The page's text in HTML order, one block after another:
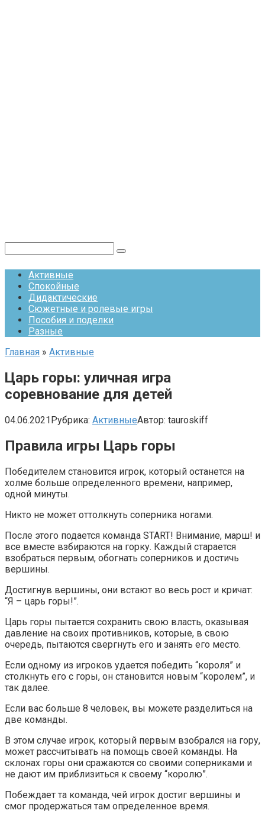
Активные
Спокойные
Дидактические
Сюжетные и ролевые игры
Пособия и поделки
Разные
Главная » Активные
Царь горы: уличная игра
соревнование для детей
04.06.2021Рубрика: АктивныеАвтор: tauroskiff
Правила игры Царь горы
Победителем становится игрок, который останется на
холме больше определенного времени, например,
одной минуты.
Никто не может оттолкнуть соперника ногами.
После этого подается команда START! Внимание, марш! и
все вместе взбираются на горку. Каждый старается
взобраться первым, обогнать соперников и достичь
вершины.
Достигнув вершины, они встают во весь рост и кричат:
“Я – царь горы!”.
Царь горы пытается сохранить свою власть, оказывая
давление на своих противников, которые, в свою
очередь, пытаются свергнуть его и занять его место.
Если одному из игроков удается победить “короля” и
столкнуть его с горы, он становится новым “королем”, и
так далее.
Если вас больше 8 человек, вы можете разделиться на
две команды.
В этом случае игрок, который первым взобрался на гору,
может рассчитывать на помощь своей команды. На
склонах горы они сражаются со своими соперниками и
не дают им приблизиться к своему “королю”.
Побеждает та команда, чей игрок достиг вершины и
смог продержаться там определенное время.